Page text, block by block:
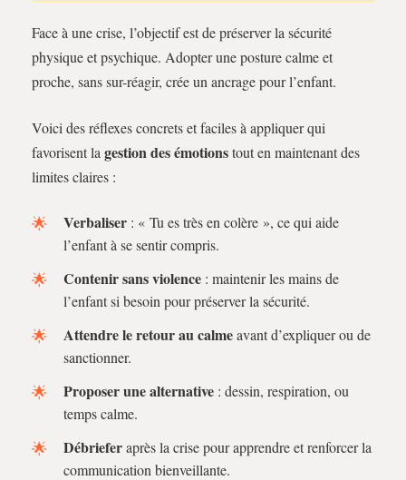
Face à une crise, l’objectif est de préserver la sécurité
physique et psychique. Adopter une posture calme et
proche, sans sur-réagir, crée un ancrage pour l’enfant.
Voici des réflexes concrets et faciles à appliquer qui
favorisent la gestion des émotionstout en maintenant des
limites claires :
Verbaliser : « Tu es très en colère », ce qui aide
l’enfant à se sentir compris.
Contenir sans violence : maintenir les mains de
l’enfant si besoin pour préserver la sécurité.
Attendre le retour au calmeavant d’expliquer ou de
sanctionner.
Proposer une alternative : dessin, respiration, ou
temps calme.
Débrieferaprès la crise pour apprendre et renforcer la
communication bienveillante.